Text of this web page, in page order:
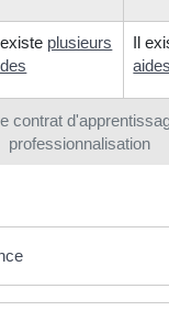
contrat
professionnalisation
plusieurs
Il
aides